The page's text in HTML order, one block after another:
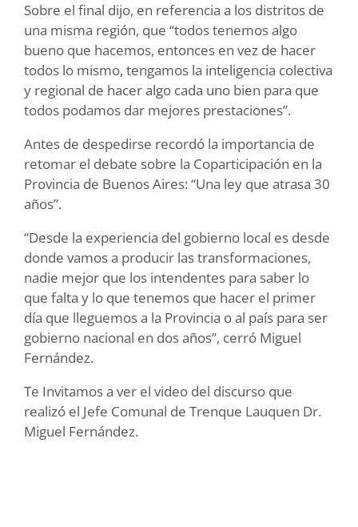
Sobre el final dijo, en referencia a los distritos de
una misma región, que “todos tenemos algo
bueno que hacemos, entonces en vez de hacer
todos lo mismo, tengamos la inteligencia colectiva
y regional de hacer algo cada uno bien para que
todos podamos dar mejores prestaciones”.
Antes de despedirse recordó la importancia de
retomar el debate sobre la Coparticipación en la
Provincia de Buenos Aires: “Una ley que atrasa 30
años”.
“Desde la experiencia del gobierno local es desde
donde vamos a producir las transformaciones,
nadie mejor que los intendentes para saber lo
que falta y lo que tenemos que hacer el primer
día que lleguemos a la Provincia o al país para ser
gobierno nacional en dos años”, cerró Miguel
Fernández.
Te Invitamos a ver el video del discurso que
realizó el Jefe Comunal de Trenque Lauquen Dr.
Miguel Fernández.